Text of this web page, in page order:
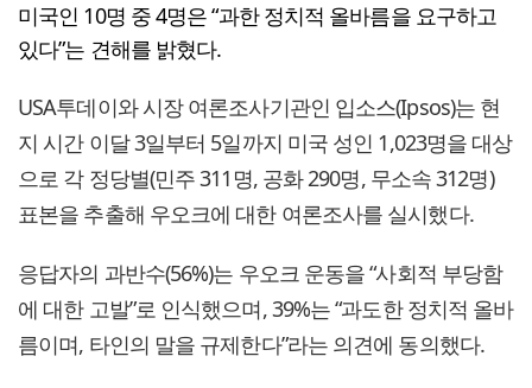
미국인 10명 중 4명은 “과한 정치적 올바름을 요구하고
있다”는 견해를 밝혔다.
USA투데이와 시장 여론조사기관인 입소스(Ipsos)는 현
지 시간 이달 3일부터 5일까지 미국 성인 1,023명을 대상
으로 각 정당별(민주 311명, 공화 290명, 무소속 312명)
표본을 추출해 우오크에 대한 여론조사를 실시했다.
응답자의 과반수(56%)는 우오크 운동을 “사회적 부당함
에 대한 고발”로 인식했으며, 39%는 “과도한 정치적 올바
름이며, 타인의 말을 규제한다”라는 의견에 동의했다.